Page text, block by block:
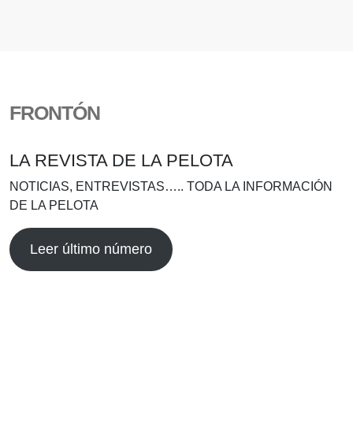
FRONTÓN
LA REVISTA DE LA PELOTA
NOTICIAS, ENTREVISTAS….. TODA LA INFORMACIÓN
DE LA PELOTA
Leer último número